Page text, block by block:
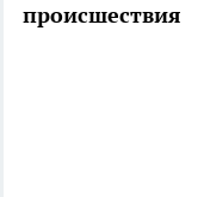
происшествия